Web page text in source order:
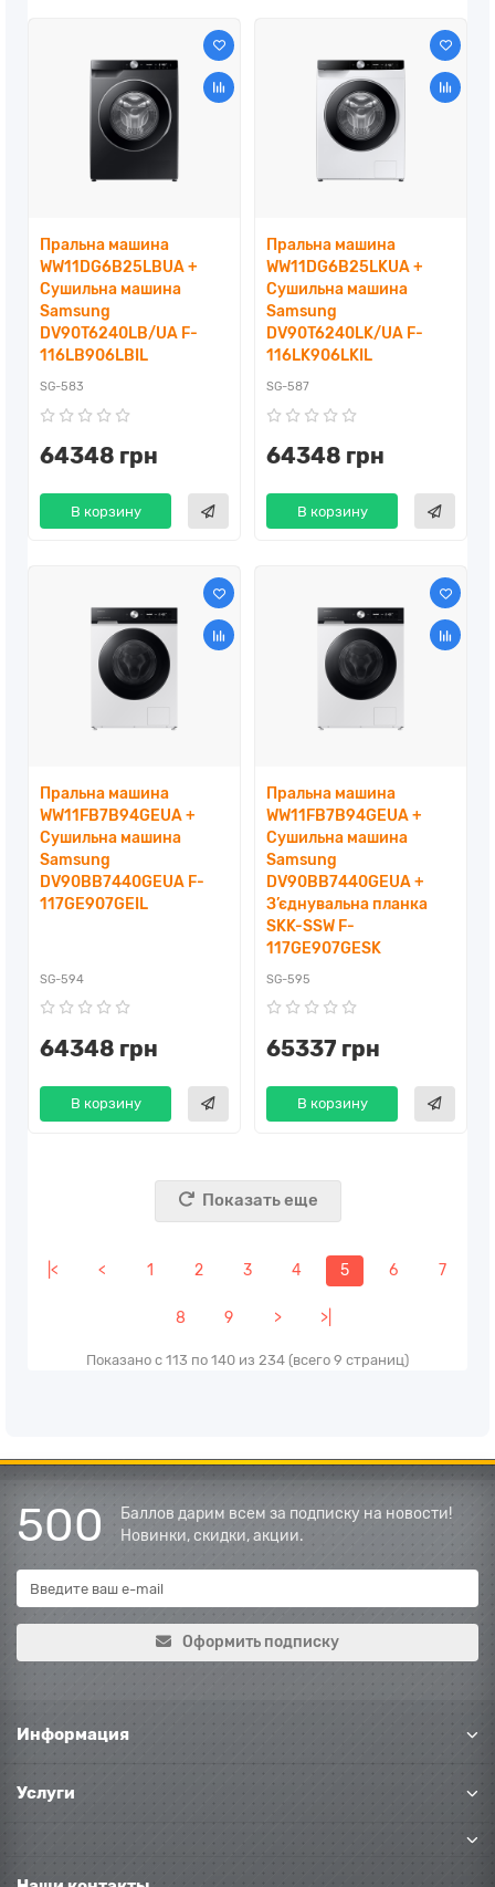
Пральна машина
WW11DG6B25LBUA +
Сушильна машина
Samsung
DV90T6240LB/UA F-
116LB906LBIL
SG-583
64348 грн
В корзину
Пральна машина
WW11DG6B25LKUA +
Сушильна машина
Samsung
DV90T6240LK/UA F-
116LK906LKIL
SG-587
64348 грн
В корзину
Пральна машина
WW11FB7B94GEUA +
Сушильна машина
Samsung
DV90BB7440GEUA F-
117GE907GEIL
SG-594
64348 грн
В корзину
Пральна машина
WW11FB7B94GEUA +
Сушильна машина
Samsung
DV90BB7440GEUA +
З’єднувальна планка
SKK-SSW F-
117GE907GESK
SG-595
65337 грн
В корзину
Показать еще
|< < 1 2 3 4 5 6 7
8 9 > >|
Показано с 113 по 140 из 234 (всего 9 страниц)
500
Баллов дарим всем за подписку на новости!
Новинки, скидки, акции.
Оформить подписку
Информация
Услуги